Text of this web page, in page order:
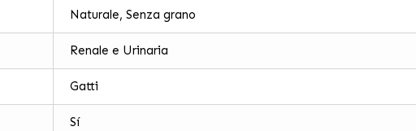
Naturale, Senza grano
Renale e Urinaria
Gatti
Sí